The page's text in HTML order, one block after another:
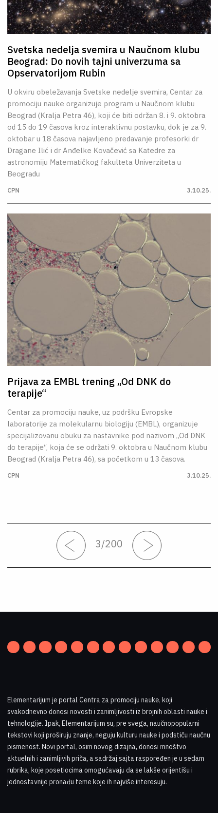
Svetska nedelja svemira u Naučnom klubu
Beograd: Do novih tajni univerzuma sa
Opservatorijom Rubin
U okviru obeležavanja Svetske nedelje svemira, Centar za
promociju nauke organizuje program u Naučnom klubu
Beograd (Kralja Petra 46), koji će biti održan 8. i 9. oktobra
od 15 do 19 časova kroz interaktivnu postavku, dok je za 9.
oktobar u 18 časova najavljeno predavanje profesorki dr
Dragane Ilić i dr Anđelke Kovačević sa Katedre za
astronomiju Matematičkog fakulteta Univerziteta u
Beogradu
CPN 3.10.25.
Prijava za EMBL trening „Od DNK do
terapije“
Centar za promociju nauke, uz podršku Evropske
laboratorije za molekularnu biologiju (EMBL), organizuje
specijalizovanu obuku za nastavnike pod nazivom „Od DNK
do terapije“, koja će se održati 9. oktobra u Naučnom klubu
Beograd (Kralja Petra 46), sa početkom u 13 časova.
CPN 3.10.25.
3/200
Elementarijum je portal Centra za promociju nauke, koji
svakodnevno donosi novosti i zanimljivosti iz brojnih oblasti nauke i
tehnologije. Ipak, Elementarijum su, pre svega, naučnopopularni
tekstovi koji proširuju znanje, neguju kulturu nauke i podstiču naučnu
pismenost. Novi portal, osim novog dizajna, donosi mnoštvo
aktuelnih i zanimljivih priča, a sadržaj sajta raspoređen je u sedam
rubrika, koje posetiocima omogućavaju da se lakše orijentišu i
jednostavnije pronađu teme koje ih najviše interesuju.